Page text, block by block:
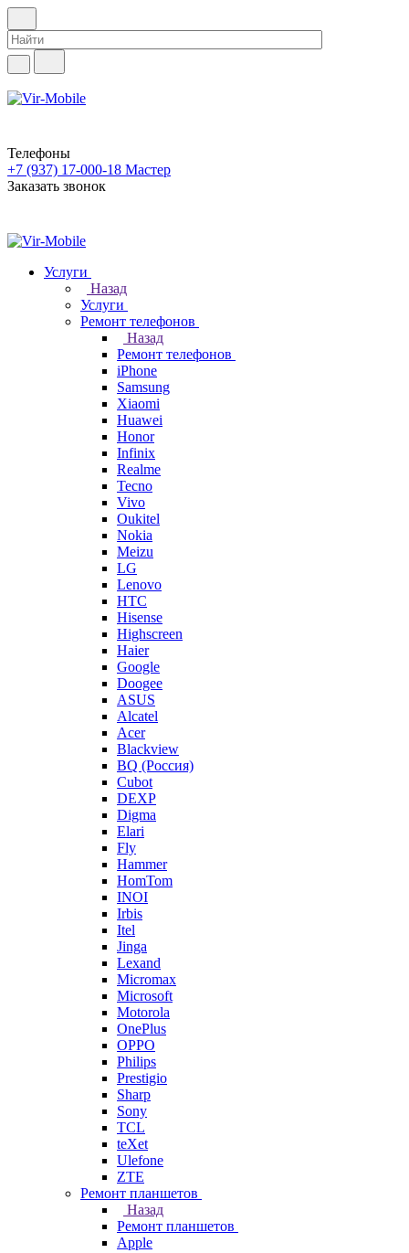
Телефоны
+7 (937) 17-000-18 Мастер
Заказать звонок
Услуги
Назад
Услуги
Ремонт телефонов
Назад
Ремонт телефонов
iPhone
Samsung
Xiaomi
Huawei
Honor
Infinix
Realme
Tecno
Vivo
Oukitel
Nokia
Meizu
LG
Lenovo
HTC
Hisense
Highscreen
Haier
Google
Doogee
ASUS
Alcatel
Acer
Blackview
BQ (Россия)
Cubot
DEXP
Digma
Elari
Fly
Hammer
HomTom
INOI
Irbis
Itel
Jinga
Lexand
Micromax
Microsoft
Motorola
OnePlus
OPPO
Philips
Prestigio
Sharp
Sony
TCL
teXet
Ulefone
ZTE
Ремонт планшетов
Назад
Ремонт планшетов
Apple